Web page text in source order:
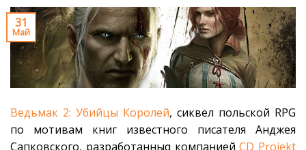
31
Май
Ведьмак 2: Убийцы Королей, сиквел польской RPG
по мотивам книг известного писателя Анджея
Сапковского, разработанныq компаниейCD Projekt